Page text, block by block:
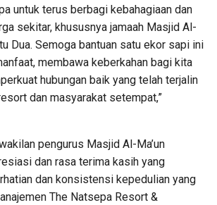
untuk terus berbagi kebahagiaan dan
sekitar, khususnya jamaah Masjid Al-
Dua. Semoga bantuan satu ekor sapi ini
membawa keberkahan bagi kita
hubungan baik yang telah terjalin
dan masyarakat setempat,”
pengurus Masjid Al-Ma’un
dan rasa terima kasih yang
dan konsistensi kepedulian yang
The Natsepa Resort &